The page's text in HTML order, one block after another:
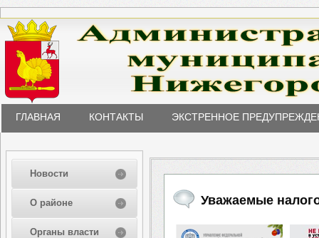
ГЛАВНАЯ КОНТАКТЫ ЭКСТРЕННОЕ
Новости
О районе
Органы власти
Уважаемые